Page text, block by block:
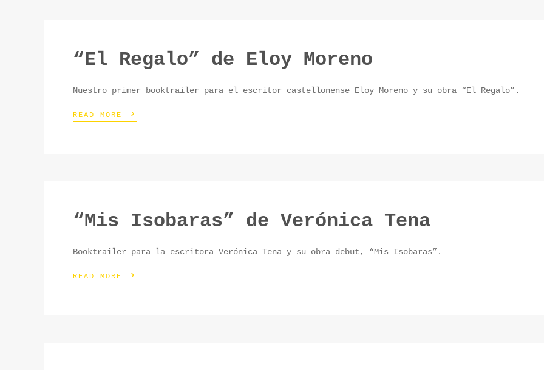
“El Regalo” de Eloy Moreno
Nuestro primer booktrailer para el escritor castellonense Eloy Moreno y su obra “El Regalo”.
READ MORE ›
“Mis Isobaras” de Verónica Tena
Booktrailer para la escritora Verónica Tena y su obra debut, “Mis Isobaras”.
READ MORE ›